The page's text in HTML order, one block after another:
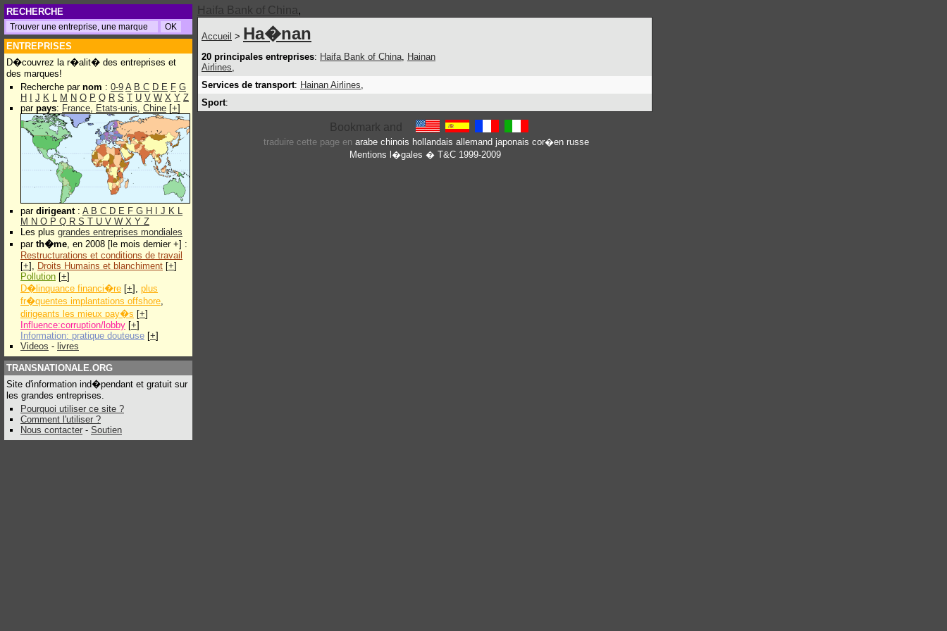
RECHERCHE
ENTREPRISES
D�couvrez la r�alit� des entreprises et
des marques!
Recherche par nom : 0-9 A B C D E F G
H
J K L M N O P Q R S T U V W X Y Z
par pays: France, Etats-unis, Chine [+]
par dirigeant: A B C D E F G H J K L
M N O P Q R S T U V W X Y Z
Les plus grandes entreprises mondiales
par th�me, en 2008 [le mois dernier +] :
Restructurations et conditions de travail
[+], Droits Humains et blanchiment [+]
Pollution [+]
D�linquance financi�re [+], plus
fr�quentes implantations offshore,
dirigeants les mieux pay�s [+]
Influence:corruption/lobby [+]
Information: pratique douteuse [+]
Videos - livres
TRANSNATIONALE.ORG
Site d'information ind�pendant et gratuit sur
les grandes entreprises.
Pourquoi utiliser ce site ?
Comment l'utiliser ?
Nous contacter - Soutien
Haifa Bank of China,
Accueil > Ha�nan
20 principales entreprises: Haifa Bank of China, Hainan
Airlines,
Services de transport: Hainan Airlines,
Sport:
traduire cette page en arabe chinois hollandais allemand japonais cor�en russe
Mentions l�gales � T&C 1999-2009